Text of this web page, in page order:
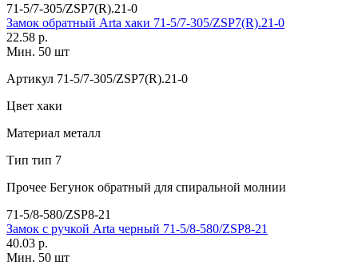
71-5/7-305/ZSP7(R).21-0
Замок обратный Arta хаки 71-5/7-305/ZSP7(R).21-0
22.58 р.
Мин. 50 шт
Артикул 71-5/7-305/ZSP7(R).21-0
Цвет хаки
Материал металл
Тип тип 7
Прочее Бегунок обратный для спиральной молнии
71-5/8-580/ZSP8-21
Замок с ручкой Arta черный 71-5/8-580/ZSP8-21
40.03 р.
Мин. 50 шт